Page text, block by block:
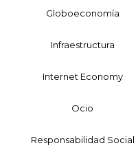
Globoeconomía
Infraestructura
Internet Economy
Ocio
Responsabilidad Social